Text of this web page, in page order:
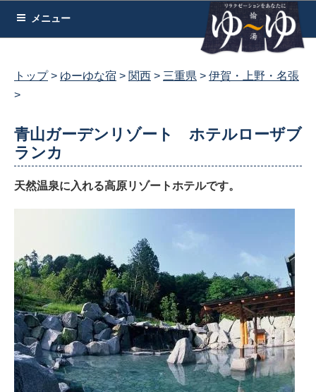
メニュー
トップ ゆーゆな宿 関西 三重県 伊賀・上野・名張
青山ガーデンリゾート ホテルローザブ
ランカ
天然温泉に入れる高原リゾートホテルです。